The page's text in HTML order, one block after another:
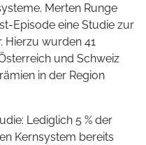
Merten Runge
Episode eine Studie zur
Hierzu wurden 41
und Schweiz
in der Region
Lediglich 5 % der
Kernsystem bereits